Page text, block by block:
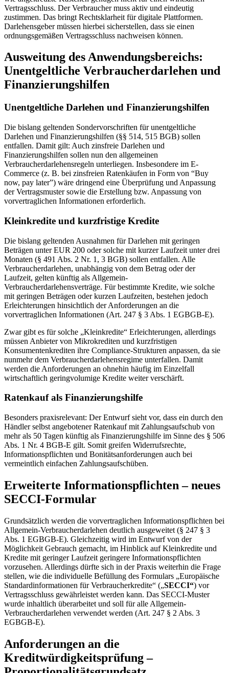
Vertragsschluss. Der Verbraucher muss aktiv und eindeutig
zustimmen. Das bringt Rechtsklarheit für digitale Plattformen.
Darlehensgeber müssen hierbei sicherstellen, dass sie einen
ordnungsgemäßen Vertragsschluss nachweisen können.
Ausweitung des Anwendungsbereichs:
Unentgeltliche Verbraucherdarlehen und
Finanzierungshilfen
Unentgeltliche Darlehen und Finanzierungshilfen
Die bislang geltenden Sondervorschriften für unentgeltliche
Darlehen und Finanzierungshilfen (§§ 514, 515 BGB) sollen
entfallen. Damit gilt: Auch zinsfreie Darlehen und
Finanzierungshilfen sollen nun den allgemeinen
Verbraucherdarlehensregeln unterliegen. Insbesondere im E-
Commerce (z. B. bei zinsfreien Ratenkäufen in Form von “Buy
now, pay later”) wäre dringend eine Überprüfung und Anpassung
der Vertragsmuster sowie die Erstellung bzw. Anpassung von
vorvertraglichen Informationen erforderlich.
Kleinkredite und kurzfristige Kredite
Die bislang geltenden Ausnahmen für Darlehen mit geringen
Beträgen unter EUR 200 oder solche mit kurzer Laufzeit unter drei
Monaten (§ 491 Abs. 2 Nr. 1, 3 BGB) sollen entfallen. Alle
Verbraucherdarlehen, unabhängig von dem Betrag oder der
Laufzeit, gelten künftig als Allgemein-
Verbraucherdarlehensverträge. Für bestimmte Kredite, wie solche
mit geringen Beträgen oder kurzen Laufzeiten, bestehen jedoch
Erleichterungen hinsichtlich der Anforderungen an die
vorvertraglichen Informationen (Art. 247 § 3 Abs. 1 EGBGB-E).
Zwar gibt es für solche „Kleinkredite“ Erleichterungen, allerdings
müssen Anbieter von Mikrokrediten und kurzfristigen
Konsumentenkrediten ihre Compliance-Strukturen anpassen, da sie
nunmehr dem Verbraucherdarlehensregime unterfallen. Damit
werden die Anforderungen an ohnehin häufig im Einzelfall
wirtschaftlich geringvolumige Kredite weiter verschärft.
Ratenkauf als Finanzierungshilfe
Besonders praxisrelevant: Der Entwurf sieht vor, dass ein durch den
Händler selbst angebotener Ratenkauf mit Zahlungsaufschub von
mehr als 50 Tagen künftig als Finanzierungshilfe im Sinne des § 506
Abs. 1 Nr. 4 BGB-E gilt. Somit greifen Widerrufsrechte,
Informationspflichten und Bonitätsanforderungen auch bei
vermeintlich einfachen Zahlungsaufschüben.
Erweiterte Informationspflichten – neues
SECCI-Formular
Grundsätzlich werden die vorvertraglichen Informationspflichten bei
Allgemein-Verbraucherdarlehen deutlich ausgeweitet (§ 247 § 3
Abs. 1 EGBGB-E). Gleichzeitig wird im Entwurf von der
Möglichkeit Gebrauch gemacht, im Hinblick auf Kleinkredite und
Kredite mit geringer Laufzeit geringere Informationspflichten
vorzusehen. Allerdings dürfte sich in der Praxis weiterhin die Frage
stellen, wie die individuelle Befüllung des Formulars „Europäische
Standardinformationen für Verbraucherkredite“ („SECCI“) vor
Vertragsschluss gewährleistet werden kann. Das SECCI-Muster
wurde inhaltlich überarbeitet und soll für alle Allgemein-
Verbraucherdarlehen verwendet werden (Art. 247 § 2 Abs. 3
EGBGB-E).
Anforderungen an die
Kreditwürdigkeitsprüfung –